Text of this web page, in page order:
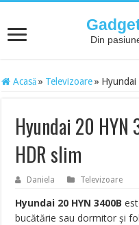
Din
Acasă » Televizoare » Hyundai
Hyundai 20
HDR slim
Daniela Televizoare
Hyundai 20 HYN 3400B
bucătărie sau dormitor și